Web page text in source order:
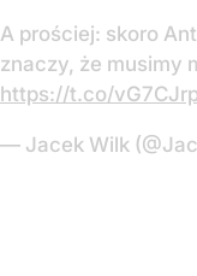
A prościej: skoro
znaczy, że musimy
https://t.co/
— Jacek Wilk